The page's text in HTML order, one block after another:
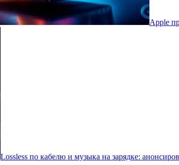
Apple
Lossless по кабелю и музыка на зарядке: